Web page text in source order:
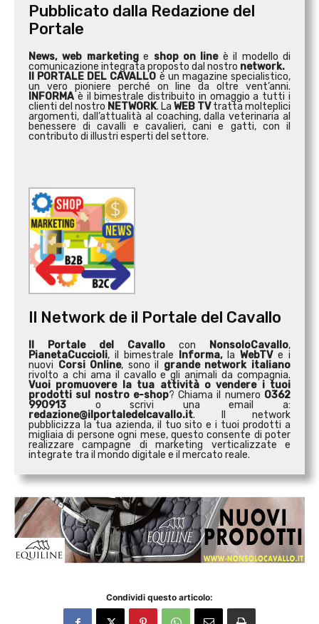
Pubblicato dalla Redazione del
Portale
News, web marketinge shop on line è il modello di
comunicazione integrata proposto dal nostro network.
Il PORTALE DEL CAVALLO è un magazine specialistico,
un vero pioniere perché on line da oltre vent’anni.
INFORMA è il bimestrale distribuito in omaggio a tutti i
clienti del nostro NETWORK. La WEB TVtratta molteplici
argomenti, dall’attualità al coaching, dalla veterinaria al
benessere di cavalli e cavalieri, cani e gatti, con il
contributo di illustri esperti del settore.
Il Network de il Portale del Cavallo
Il Portale del Cavallo con NonsoloCavallo,
PianetaCuccioli, il bimestrale Informa,laWebTVe i
nuovi Corsi Online, sono il grande network italiano
rivolto a chi ama il cavallo e gli animali da compagnia.
Vuoi promuovere la tua attività ovendere i tuoi
prodotti sul nostro e-shop? Chiama il numero 0362
990913 o scrivi una email a:
redazione@ilportaledelcavallo.it. Il network
pubblicizza la tua azienda, il tuo sito e i tuoi prodotti a
migliaia di persone ogni mese, questo consente di poter
realizzare campagne di marketing verticalizzate e
integrate tra il mondo digitale e il mercato reale.
Condividi questo articolo: